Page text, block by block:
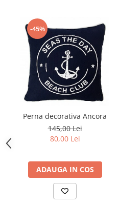
-45%
Perna decorativa Ancora
145,00 Lei
80,00 Lei
ADAUGA IN COS